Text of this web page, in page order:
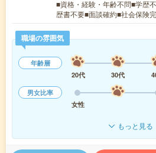
■資格・経験・年齢不問■学歴
歴書不要■面談確約■社会保険
職場の雰囲気
年齢層
20代
30代
男女比率
女性
もっと見る